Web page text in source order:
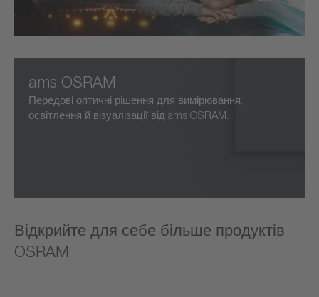
ams OSRAM
Передові оптичні рішення для вимірювання,
освітлення й візуалізації від ams OSRAM.
Відкрийте для себе більше продуктів
OSRAM